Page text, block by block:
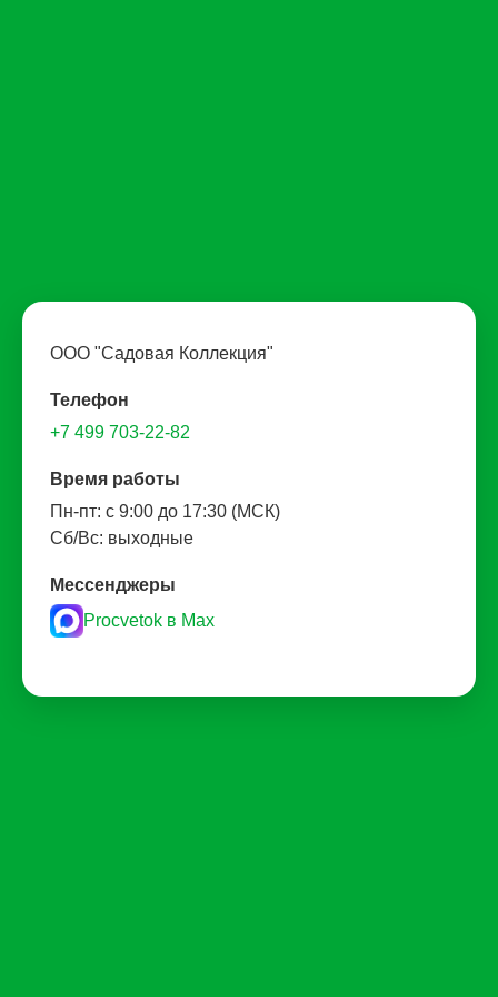
ООО "Садовая Коллекция"
Телефон
+7 499 703-22-82
Время работы
Пн-пт: с 9:00 до 17:30 (МСК)
Сб/Вс: выходные
Мессенджеры
Procvetok в Max